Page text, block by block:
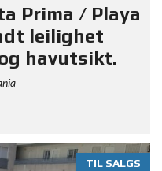
Prima / Playa
leilighet
havutsikt.
TIL SALGS